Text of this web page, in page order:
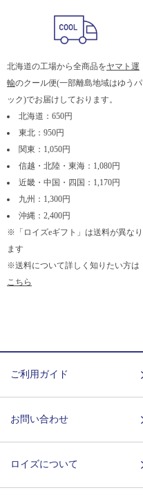
北海道の工場から全商品をヤマト運
輸のクール便(一部離島地域はゆうパ
ック)でお届けしております。
北海道：650円
東北：950円
関東：1,050円
信越・北陸・東海：1,080円
近畿・中国・四国：1,170円
九州：1,300円
沖縄：2,400円
※「ロイズeギフト」は送料が異なり
ます
※送料について詳しく知りたい方は
こちら
ご利用ガイド
お問い合わせ
ロイズについて